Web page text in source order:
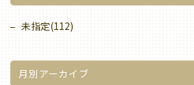
未指定(112)
月別アーカイブ